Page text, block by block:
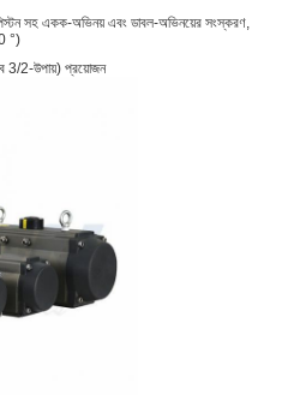
সহ একক-অভিনয় এবং ডাবল-অভিনয়ের সংস্করণ,
°)
3/2-উপায়) প্রয়োজন